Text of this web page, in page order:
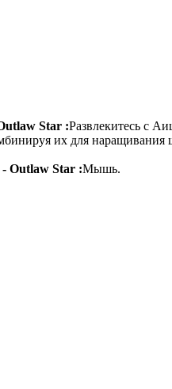
Star :Развлекитесь с
их для наращивания
Outlaw Star :Мышь.